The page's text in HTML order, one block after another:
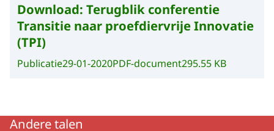
Download: Terugblik conferentie
Transitie naar proefdiervrije Innovatie
(TPI)
Publicatie29-01-2020PDF-document295.55 KB
Andere talen